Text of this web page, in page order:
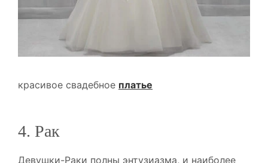
красивое свадебное платье
4. Рак
Девушки-Раки полны энтузиазма, и наиболее